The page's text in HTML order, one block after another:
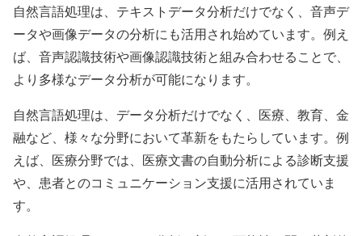
自然言語処理は、テキストデータ分析だけでなく、音声デ
ータや画像データの分析にも活用され始めています。例え
ば、音声認識技術や画像認識技術と組み合わせることで、
より多様なデータ分析が可能になります。
自然言語処理は、データ分析だけでなく、医療、教育、金
融など、様々な分野において革新をもたらしています。例
えば、医療分野では、医療文書の自動分析による診断支援
や、患者とのコミュニケーション支援に活用されていま
す。